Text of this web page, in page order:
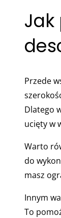
Przede
Dlatego
ucięty w
Warto
do
masz
Innym
To